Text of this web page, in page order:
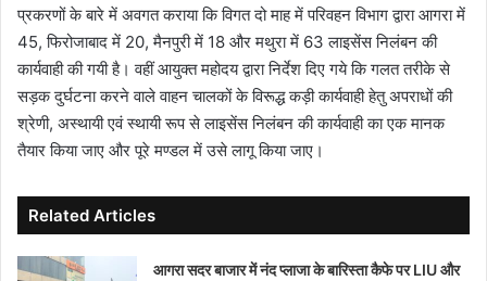
प्रकरणों के बारे में अवगत कराया कि विगत दो माह में परिवहन विभाग द्वारा आगरा में
45, फिरोजाबाद में 20, मैनपुरी में 18 और मथुरा में 63 लाइसेंस निलंबन की
कार्यवाही की गयी है। वहीं आयुक्त महोदय द्वारा निर्देश दिए गये कि गलत तरीके से
सड़क दुर्घटना करने वाले वाहन चालकों के विरूद्ध कड़ी कार्यवाही हेतु अपराधों की
श्रेणी, अस्थायी एवं स्थायी रूप से लाइसेंस निलंबन की कार्यवाही का एक मानक
तैयार किया जाए और पूरे मण्डल में उसे लागू किया जाए।
Related Articles
आगरा सदर बाजार में नंद प्लाजा के बारिस्ता कैफे पर LIU और